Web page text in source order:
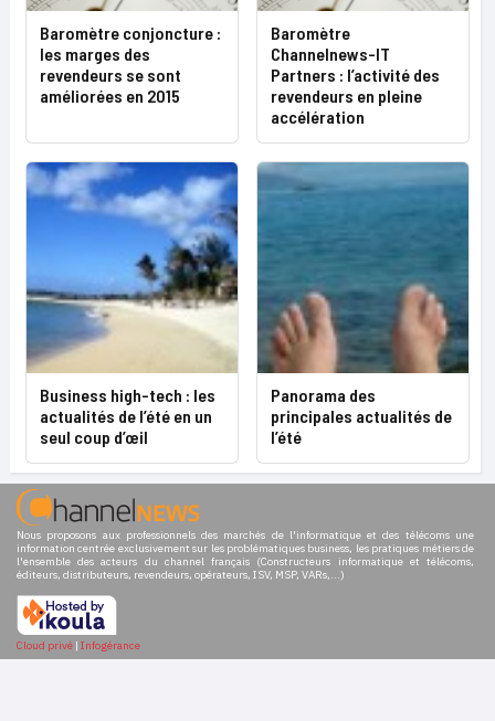
Baromètre conjoncture :
les marges des
revendeurs se sont
améliorées en 2015
Baromètre
Channelnews-IT
Partners : l’activité des
revendeurs en pleine
accélération
Business high-tech : les
actualités de l’été en un
seul coup d’œil
Panorama des
principales actualités de
l’été
Nous proposons aux professionnels des marchés de l'informatique et des télécoms une
information centrée exclusivement sur les problématiques business, les pratiques métiers de
l'ensemble des acteurs du channel français (Constructeurs informatique et télécoms,
éditeurs, distributeurs, revendeurs, opérateurs, ISV, MSP, VARs,...)
Cloud privé | Infogérance